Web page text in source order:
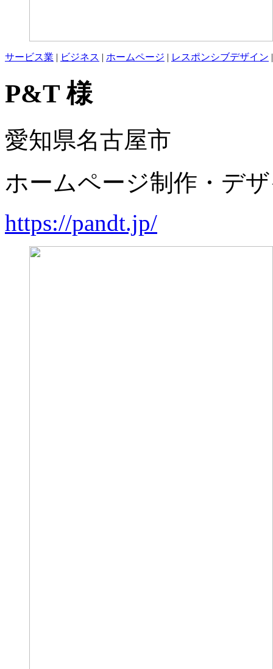
サービス業 | ビジネス | ホームページ | レスポンシブデザイン
P&T 様
愛知県名古屋市
ホームページ制作・デ
https://pandt.jp/